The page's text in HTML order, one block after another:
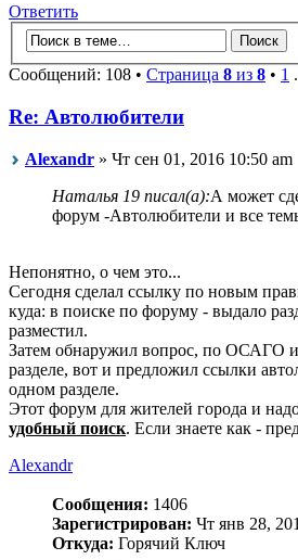
Ответить
Сообщений: 108 • Страница 8 из 8 • 1
Re: Автолюбители
Alexandr » Чт сен 01, 2016 10:50 am
Наталья 19 писал(а):А может
форум -Автолюбители и все
Непонятно, о чем это...
Сегодня сделал ссылку по новым
куда: в поиске по форуму - выдало
разместил.
Затем обнаружил вопрос, по ОСАГО и
разделе, вот и предложил ссылки
одном разделе.
Этот форум для жителей города и
удобный поиск. Если знаете как -
Alexandr
Сообщения: 1406
Зарегистрирован: Чт янв 28,
Откуда: Горячий Ключ